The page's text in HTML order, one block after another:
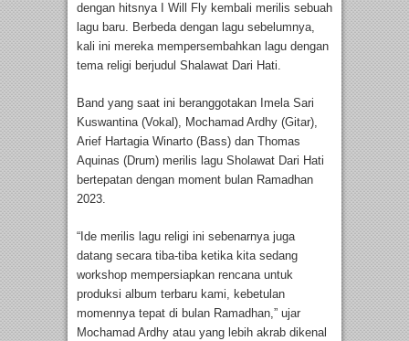
dengan hitsnya I Will Fly kembali merilis sebuah
lagu baru. Berbeda dengan lagu sebelumnya,
kali ini mereka mempersembahkan lagu dengan
tema religi berjudul Shalawat Dari Hati.
Band yang saat ini beranggotakan Imela Sari
Kuswantina (Vokal), Mochamad Ardhy (Gitar),
Arief Hartagia Winarto (Bass) dan Thomas
Aquinas (Drum) merilis lagu Sholawat Dari Hati
bertepatan dengan moment bulan Ramadhan
2023.
“Ide merilis lagu religi ini sebenarnya juga
datang secara tiba-tiba ketika kita sedang
workshop mempersiapkan rencana untuk
produksi album terbaru kami, kebetulan
momennya tepat di bulan Ramadhan,” ujar
Mochamad Ardhy atau yang lebih akrab dikenal